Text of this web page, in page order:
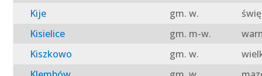
Kije
gm. w.
Kisielice
gm. m-w.
Kiszkowo
gm. w.